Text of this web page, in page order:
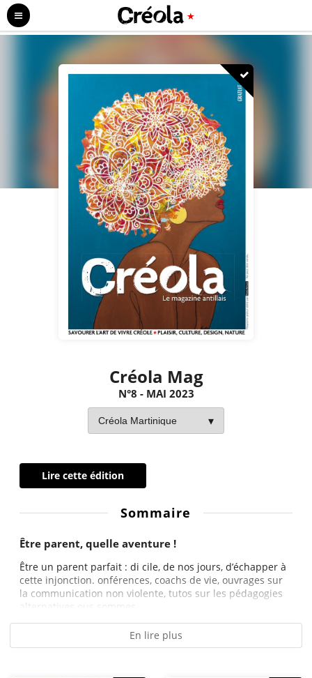
Créola Mag
N°8 - MAI 2023
Lire cette édition
Sommaire
Être parent, quelle aventure !
Être un parent parfait : di cile, de nos jours, d’échapper à
cette injonction. onférences, coachs de vie, ouvrages sur
la communication non violente, tutos sur les pédagogies
alternatives ous sommes...
En lire plus